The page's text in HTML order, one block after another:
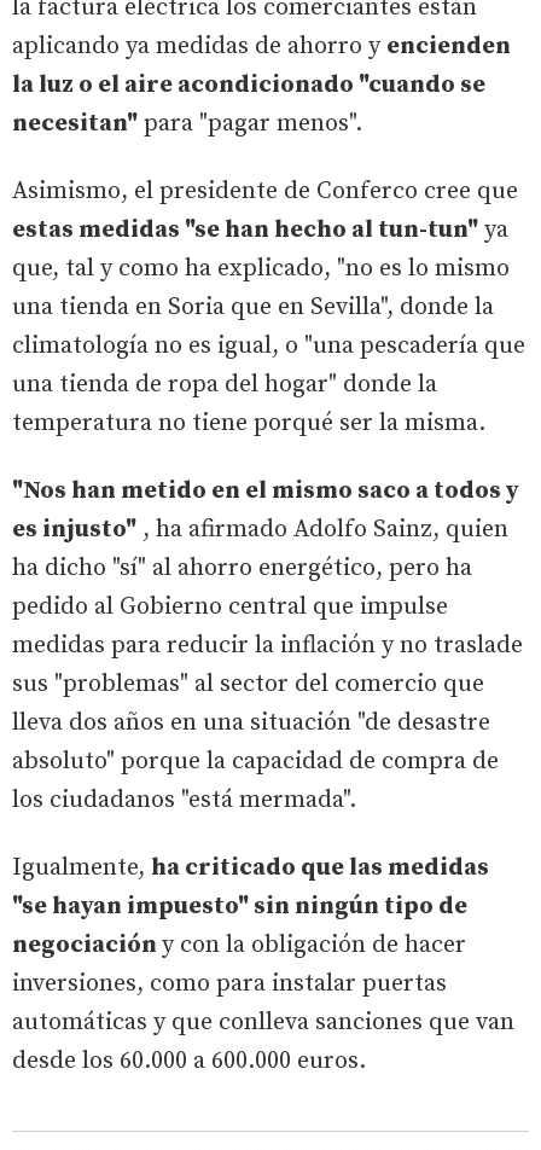
la factura eléctrica los comerciantes están
aplicando ya medidas de ahorro y encienden
la luz o el aire acondicionado "cuando se
necesitan" para "pagar menos".
Asimismo, el presidente de Conferco cree que
estas medidas "se han hecho al tun-tun" ya
que, tal y como ha explicado, "no es lo mismo
una tienda en Soria que en Sevilla", donde la
climatología no es igual, o "una pescadería que
una tienda de ropa del hogar" donde la
temperatura no tiene porqué ser la misma.
"Nos han metido en el mismo saco a todos y
es injusto" , ha afirmado Adolfo Sainz, quien
ha dicho "sí" al ahorro energético, pero ha
pedido al Gobierno central que impulse
medidas para reducir la inflación y no traslade
sus "problemas" al sector del comercio que
lleva dos años en una situación "de desastre
absoluto" porque la capacidad de compra de
los ciudadanos "está mermada".
Igualmente, ha criticado que las medidas
"se hayan impuesto" sin ningún tipo de
negociación y con la obligación de hacer
inversiones, como para instalar puertas
automáticas y que conlleva sanciones que van
desde los 60.000 a 600.000 euros.